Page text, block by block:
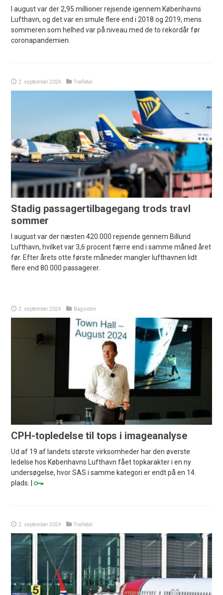
I august var der 2,95 millioner rejsende igennem Københavns
Lufthavn, og det var en smule flere end i 2018 og 2019, mens
sommeren som helhed var på niveau med de to rekordår før
coronapandemien.
2. september 2024 Trafiktal
Stadig passagertilbagegang trods travl
sommer
I august var der næsten 420.000 rejsende gennem Billund
Lufthavn, hvilket var 3,6 procent færre end i samme måned året
før. Efter årets otte første måneder mangler lufthavnen lidt
flere end 80.000 passagerer.
2. september 2024 Bagsiden
CPH-topledelse til tops i imageanalyse
Ud af 19 af landets største virksomheder har den øverste
ledelse hos Københavns Lufthavn fået topkarakter i en ny
undersøgelse, hvor SAS i samme kategori er endt på en 14.
plads. |
2. september 2024 Trafiktal